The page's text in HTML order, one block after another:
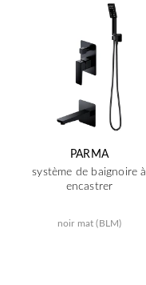
PARMA
système de baignoire à
encastrer
noir mat (BLM)